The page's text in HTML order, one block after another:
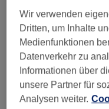
Montag
Dienstag
Mittwoch
Donnerstag
Freitag
Samstag
Wir verwenden
Dritten, um Inhalte
Medienfunktionen
Datenverkehr zu
Informationen über
unsere Partner für
Analysen weiter.